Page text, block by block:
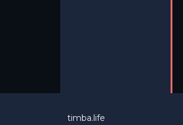
timba.life